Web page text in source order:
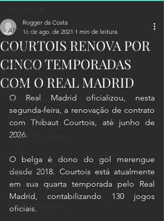
All Posts
Notícias
Valdir Bardi
História
Treinamentos
Entrevistas
Análise do goleiro
Curiosidade
Futebol Feminino
De Olho Na Luva
COURTOIS RENOVA POR
CINCO TEMPORADAS
COM O REAL MADRID
Rogger da Costa
16 de ago. de 2021 1 min de leitura
O Real Madrid oficializou, nesta
segunda-feira, a renovação de contrato
com Thibaut Courtois, até junho de
2026.
O belga é dono do gol merengue
desde 2018. Courtois está atualmente
em sua quarta temporada pelo Real
Madrid, contabilizando 130 jogos
oficiais.